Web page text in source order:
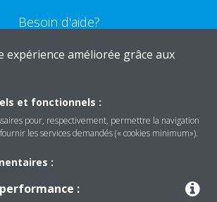
Besoin d'aide?
CONTACTEZ-NOUS
expérience améliorée grâce aux
et fonctionnels :
pour, respectivement, permettre la navigation
les services demandés (« cookies minimum»).
:
: